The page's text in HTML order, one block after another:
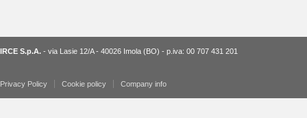
IRCE S.p.A. - via Lasie 12/A - 40026 Imola (BO) - p.iva: 00 707 431 201
Privacy Policy Cookie policy Company info